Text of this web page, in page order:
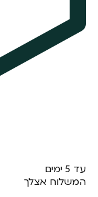
עד 5 ימים
המשלוח אצלך